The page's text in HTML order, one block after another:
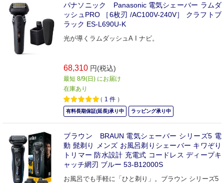
パナソニック Panasonic 電気シェーバー ラムダ
ッシュPRO ［6枚刃 /AC100V-240V］ クラフトブ
ラック ES-L690U-K
光が導くラムダッシュA I ナビ。
68,310 円(税込)
最短 8/9(日) にお届け
在庫あり
（ 1 件 ）
有料長期保証(延長)承り中 ラッピング承り中
ブラウン BRAUN 電気シェーバー シリーズ5 電
動 髭剃り メンズ お風呂剃りシェーバー キワぞり
トリマー 防水設計 充電式 コードレス ディープキ
ャッチ網刃 ブルー 53-B12000S
お風呂でも手軽に「ひと剃り」。ブラウン シリーズ5